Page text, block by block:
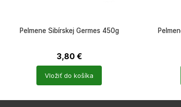
Pelmene Sibírskej Germes 450g
3,80 €
Vložiť do košíka